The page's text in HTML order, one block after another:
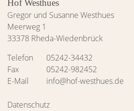
Hof Westhues
Gregor und Susanne Westhues
Meerweg 1
33378 Rheda-Wiedenbrück
Telefon
05242-34432
Fax
05242-982452
E-Mail
info@hof-westhues.de
Datenschutz